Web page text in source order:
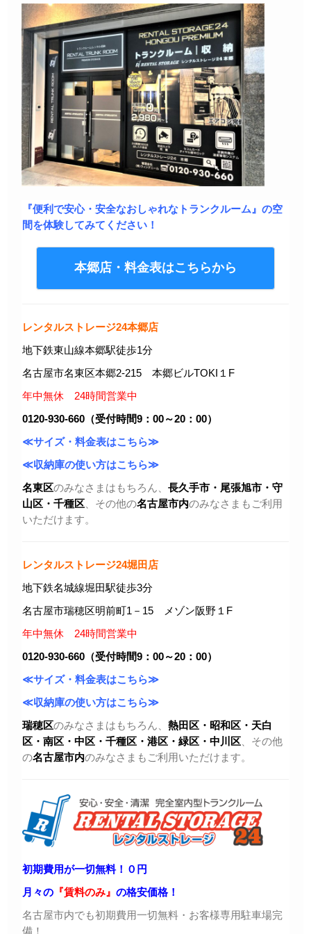
『便利で安心・安全なおしゃれなトランクルーム』の空
間を体験してみてください！
本郷店・料金表はこちらから
レンタルストレージ24本郷店
地下鉄東山線本郷駅徒歩1分
名古屋市名東区本郷2-215 本郷ビルTOKI１F
年中無休 24時間営業中
0120-930-660（受付時間9：00～20：00）
≪サイズ・料金表はこちら≫
≪収納庫の使い方はこちら≫
名東区のみなさまはもちろん、 長久手市・尾張旭市 ・守
山区・千種区 、その他の名古屋市内のみなさまもご利用
いただけます。
レンタルストレージ24堀田店
地下鉄名城線堀田駅徒歩3分
名古屋市瑞穂区明前町1－15 メゾン阪野１F
年中無休 24時間営業中
0120-930-660（受付時間9：00～20：00）
≪サイズ・料金表はこちら≫
≪収納庫の使い方はこちら≫
瑞穂区のみなさまはもちろん、 熱田区・昭和区・天白
区・ 南区・中区・千種区・港区・緑区・中川区 、その他
の名古屋市内のみなさまもご利用いただけます。
初期費用が一切無料！０円
月々の 『賃料のみ』 の格安価格！
名古屋市内でも初期費用一切無料・お客様専用駐車場完
備！